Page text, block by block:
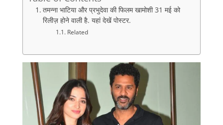
तमन्ना भाटिया और प्रभुदेवा की फिलम खामोशी 31 मई को
रिलीज़ होने वाली है. यहां देखें पोस्टर.
Related